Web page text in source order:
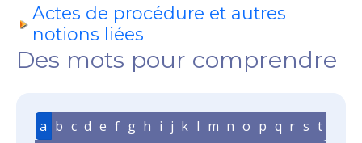
Actes de procédure et autres
notions liées
Des mots pour comprendre
a b c d e f g h i j k l m n o p q r s t